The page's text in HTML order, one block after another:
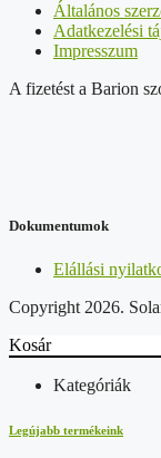
Általános
Adatkezelési
Impresszum
A fizetést a Barion
Dokumentumok
Elállási
Copyright 2026.
Kosár
Kategóriák
Legújabb termékeink